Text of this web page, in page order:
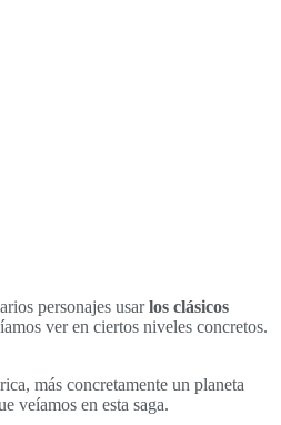
personajes usarlos clásicos
ver en ciertos niveles concretos.
más concretamente un planeta
veíamos en esta saga.